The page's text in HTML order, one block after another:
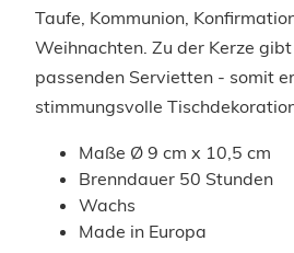
Taufe, Kommunion,
Weihnachten. Zu der Kerze
passenden Servietten - somit
stimmungsvolle
Maße Ø 9 cm x 10,5 cm
Brenndauer 50 Stunden
Wachs
Made in Europa